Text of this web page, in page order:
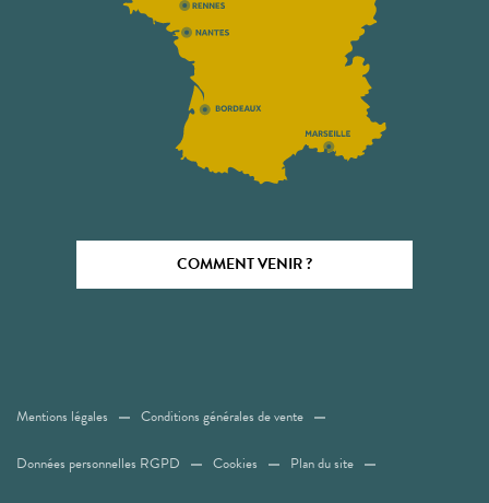
COMMENT VENIR ?
Mentions légales Conditions générales de vente
Données personnelles RGPD Cookies Plan du site